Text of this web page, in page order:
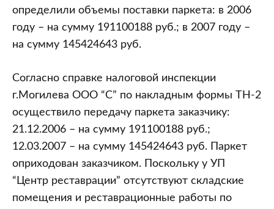
определили объемы поставки паркета: в 2006
году – на сумму 191100188 руб.; в 2007 году –
на сумму 145424643 руб.
Согласно справке налоговой инспекции
г.Могилева ООО “С” по накладным формы ТН-2
осуществило передачу паркета заказчику:
21.12.2006 – на сумму 191100188 руб.;
12.03.2007 – на сумму 145424643 руб. Паркет
оприходован заказчиком. Поскольку у УП
“Центр реставрации” отсутствуют складские
помещения и реставрационные работы по